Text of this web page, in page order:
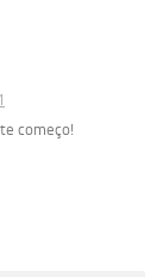
começo!